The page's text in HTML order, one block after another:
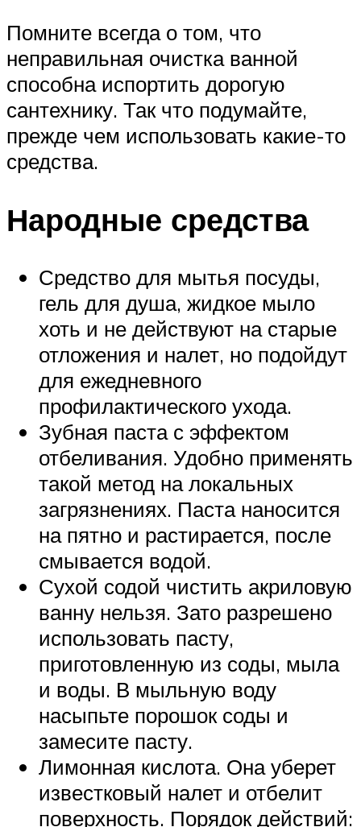
Помните всегда о том, что
неправильная очистка ванной
способна испортить дорогую
сантехнику. Так что подумайте,
прежде чем использовать какие-то
средства.
Народные средства
Средство для мытья посуды,
гель для душа, жидкое мыло
хоть и не действуют на старые
отложения и налет, но подойдут
для ежедневного
профилактического ухода.
Зубная паста с эффектом
отбеливания. Удобно применять
такой метод на локальных
загрязнениях. Паста наносится
на пятно и растирается, после
смывается водой.
Сухой содой чистить акриловую
ванну нельзя. Зато разрешено
использовать пасту,
приготовленную из соды, мыла
и воды. В мыльную воду
насыпьте порошок соды и
замесите пасту.
Лимонная кислота. Она уберет
известковый налет и отбелит
поверхность. Порядок действий: